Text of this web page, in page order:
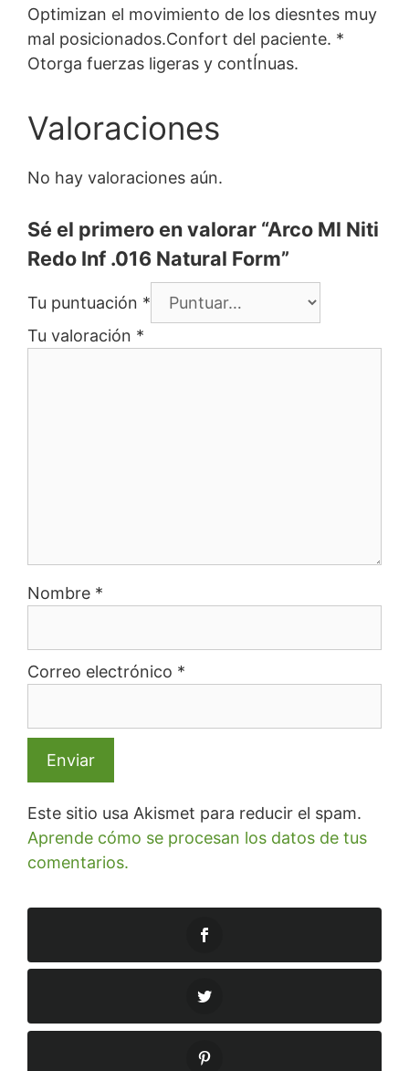
Optimizan el movimiento de los diesntes muy
mal posicionados.Confort del paciente. *
Otorga fuerzas ligeras y contÍnuas.
Valoraciones
No hay valoraciones aún.
Sé el primero en valorar “Arco Ml Niti
Redo Inf .016 Natural Form”
Tu puntuación *
Tu valoración *
Nombre *
Correo electrónico *
Este sitio usa Akismet para reducir el spam.
Aprende cómo se procesan los datos de tus
comentarios.